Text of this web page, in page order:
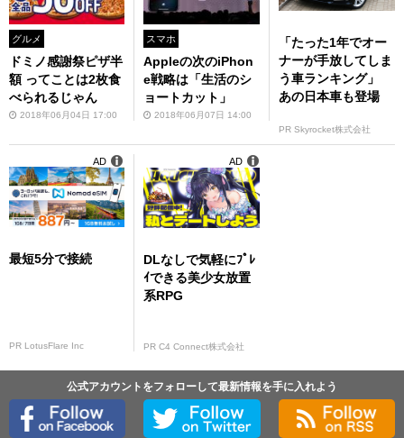
グルメ
ドミノ感謝祭ピザ半
額 ってことは2枚食
べられるじゃん
2018年06月04日 17:00
スマホ
Appleの次のiPhon
e戦略は「生活のシ
ョートカット」
2018年06月07日 14:00
「たった1年でオー
ナーが手放してしま
う車ランキング」
あの日本車も登場
PR Skyrocket株式会社
最短5分で接続
PR LotusFlare Inc
AD
DLなしで気軽にﾌﾟﾚ
ｲできる美少女放置
系RPG
PR C4 Connect株式会社
AD
公式アカウントをフォローして最新情報を手に入れよう